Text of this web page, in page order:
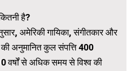
है?
अमेरिकी गायिका, संगीतकार और
अनुमानित कुल संपत्ति 400
वर्षों से अधिक समय से विश्व की